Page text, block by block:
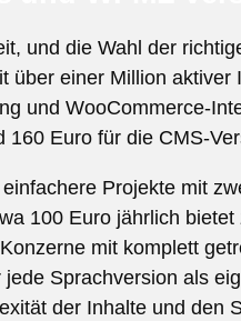
und die Wahl der
einer Million
und WooCommerce-
Euro für die CMS-
Projekte mit
100 Euro jährlich
mit komplett
Sprachversion als
der Inhalte und den